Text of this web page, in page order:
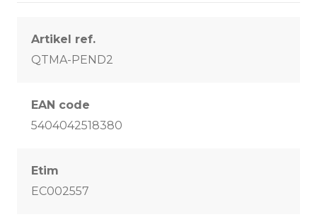
Artikel ref.
QTMA-PEND2
EAN code
5404042518380
Etim
EC002557